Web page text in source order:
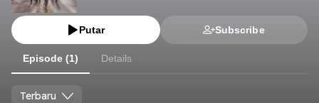
Putar Subscribe
Episode (1) Details
Terbaru